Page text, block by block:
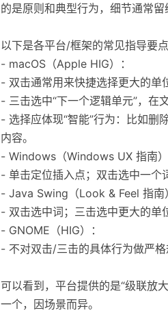
的是原则和典型行为，细节通常留
以下是各平台/框架的常见指导要点
- macOS（Apple HIG）：
- 双击通常用来快捷选择更大的单
- 三击选中“下一个逻辑单元”，在
- 选择应体现“智能”行为：比如删
内容。
- Windows（Windows UX 指南）
- 单击定位插入点；双击选中一个
- Java Swing（Look & Feel 指南
- 双击选中词；三击选中更大的单
- GNOME（HIG）：
- 不对双击/三击的具体行为做严格
可以看到，平台提供的是“级联放
一个，因场景而异。